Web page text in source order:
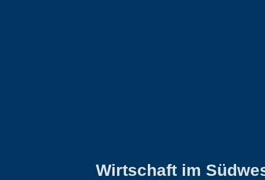
Wirtschaft im